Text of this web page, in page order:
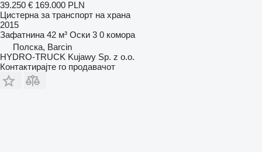
39.250 € 169.000 PLN
Цистерна за транспорт на храна
2015
Зафатнина 42 м³ Оски 3 0 комора
Полска, Barcin
HYDRO-TRUCK Kujawy Sp. z o.o.
Контактирајте го продавачот